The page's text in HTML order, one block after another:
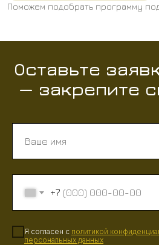
Поможем подобрать программу
Оставьте
— закрепите
+7
Я согласен с политикой
персональных данных